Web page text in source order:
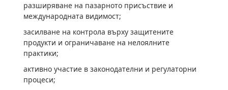
разширяване на пазарното присъствие и
международната видимост;
засилване на контрола върху защитените
продукти и ограничаване на нелоялните
практики;
активно участие в законодателни и регулаторни
процеси;